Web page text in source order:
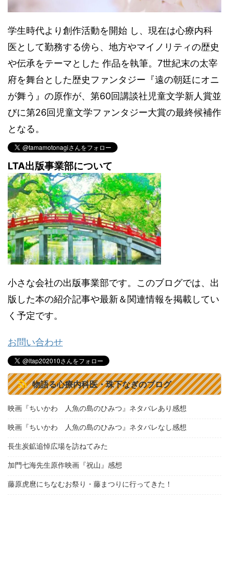
学生時代より創作活動を開始 し、現在は心療内科
医として勤務する傍ら、地方やマイノリティの歴史
や伝承をテーマとした 作品を執筆。7世紀末の太宰
府を舞台とした歴史ファンタジー『遠の朝廷にオニ
が舞う』の原作が、第60回講談社児童文学新人賞並
びに第26回児童文学ファンタジー大賞の最終候補作
となる。
LTA出版事業部について
小さな会社の出版事業部です。このブログでは、出
版した本の紹介記事や最新＆関連情報を掲載してい
く予定です。
お問い合わせ
物語る心療内科医・珠下なぎのブログ
映画『ちいかわ 人魚の島のひみつ』ネタバレあり感想
映画『ちいかわ 人魚の島のひみつ』ネタバレなし感想
長生炭鉱追悼広場を訪ねてみた
加門七海先生原作映画『祝山』感想
藤原虎麿にちなむお祭り・藤まつりに行ってきた！